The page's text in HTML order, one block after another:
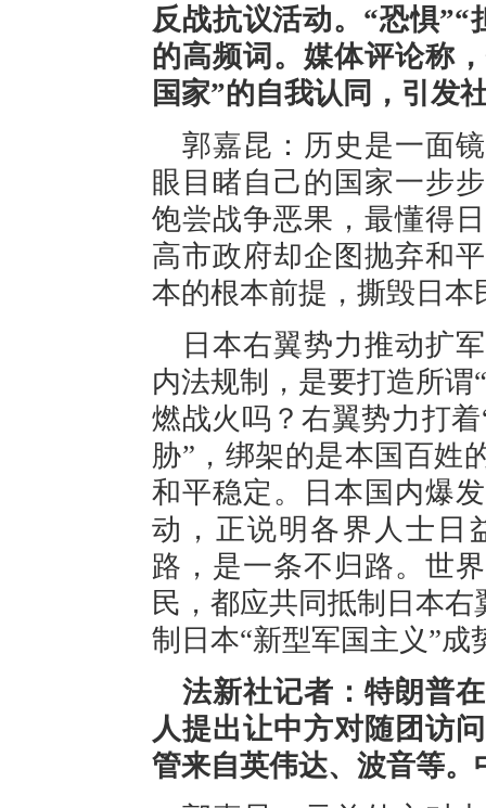
反战抗议活动。“恐惧”“
的高频词。媒体评论称
国家”的自我认同，引发
郭嘉昆：历史是一面
眼目睹自己的国家一步
饱尝战争恶果，最懂得
高市政府却企图抛弃和
本的根本前提，撕毁日本
日本右翼势力推动扩
内法规制，是要打造所
燃战火吗？右翼势力打
胁”，绑架的是本国百姓
和平稳定。日本国内爆
动，正说明各界人士日
路，是一条不归路。世
民，都应共同抵制日本
制日本“新型军国主义”成
法新社记者：特朗普
人提出让中方对随团访
管来自英伟达、波音等